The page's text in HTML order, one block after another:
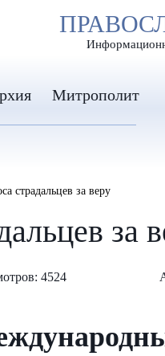
РАЗМЕР ШРИФТА А
Митрополит
страдальцев за веру
за
4524